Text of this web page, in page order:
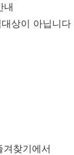
내
상이 아닙니다
찾기에서